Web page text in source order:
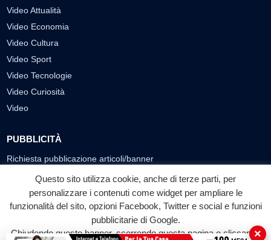
Video Attualità
Video Economia
Video Cultura
Video Sport
Video Tecnologie
Video Curiosità
Video
PUBBLICITÀ
Richiesta pubblicazione articoli/banner
SEGUICI SUI SOCIAL
f
Facebook
◎ ▶
YouTube
Questo sito utilizza cookie, anche di terze parti, per
personalizzare i contenuti come widget per ampliare le
funzionalità del sito, opzioni Facebook, Twitter e social e funzioni
pubblicitarie di Google.
Chiudendo questo banner, scorrendo questa pagina o cliccando
×